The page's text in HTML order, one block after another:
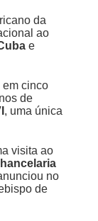
da
ao
e
em cinco
de
, uma única
visita ao
no
de